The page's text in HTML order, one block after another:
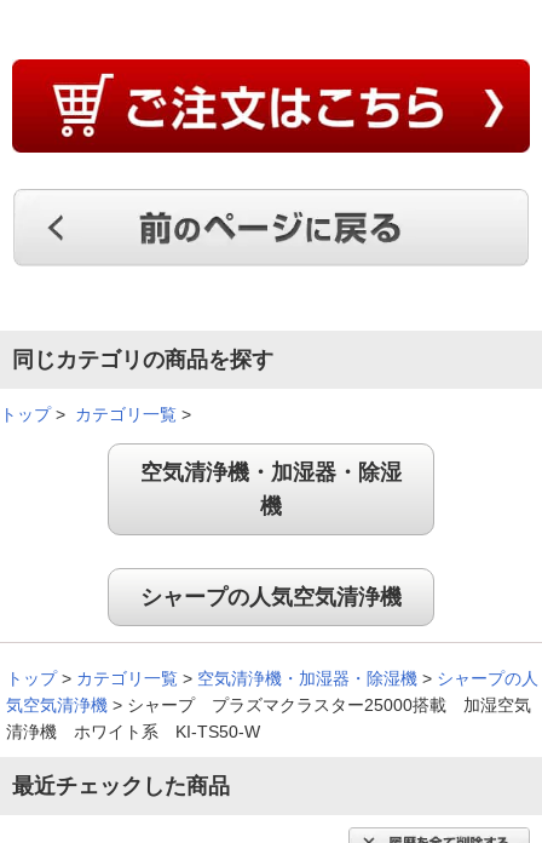
冬場の乾燥した部屋で、みるみるうちにタンクの水が減ってい
くのを見てビックリ。夜間、喉が明らかに楽になるのを実感し
ました。購入して良かったです。
空気が乾燥しないから安心
安心のプラズマクラスター
デザイン性がよく、清浄機といえば、プラズマクラスタ－一択
（広島県
でありがたい。
（東京都60代W.T様）
同じカテゴリの商品を探す
トップ> カテゴリ一覧 >
空気清浄機・加湿器・除湿
機
シャープの人気空気清浄機
トップ > カテゴリ一覧 > 空気清浄機・加湿器・除湿機 > シャープの人
気空気清浄機 > シャープ プラズマクラスター25000搭載 加湿空気
清浄機 ホワイト系 KI-TS50-W
最近チェックした商品